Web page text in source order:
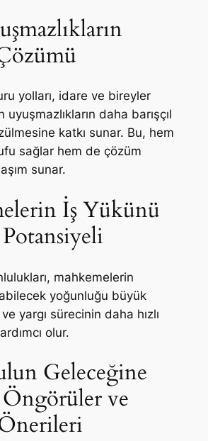
yolları, idare ve bireyler
uyuşmazlıkların daha barışçıl
katkı sunar. Bu, hem
sağlar hem de çözüm
sunar.
İş Yükünü
mahkemelerin
yoğunluğu büyük
yargı sürecinin daha hızlı
olur.
Geleceğine
ve